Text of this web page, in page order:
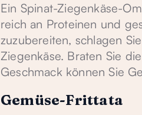
Ein Spinat-Ziegenkäse-
reich an Proteinen und
zuzubereiten, schlagen
Ziegenkäse. Braten Sie
Geschmack können Sie
Gemüse-Frittata